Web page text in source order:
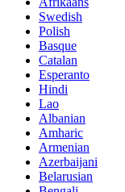
Swedish
Polish
Basque
Catalan
Esperanto
Hindi
Lao
Albanian
Amharic
Armenian
Azerbaijani
Belarusian